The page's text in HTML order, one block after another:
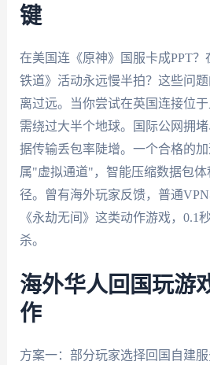
键
在美国连《原神》国服卡成PPT
铁道》活动永远慢半拍？这些问
离过远。当你尝试在英国连接位
需绕过大半个地球。国际公网拥
据传输丢包率陡增。一个合格的
属"虚拟通道"，智能压缩数据包
径。曾有海外玩家反馈，普通
《永劫无间》这类动作游戏，0.1
杀。
海外华人回国玩游
作
方案一：部分玩家选择回国自建